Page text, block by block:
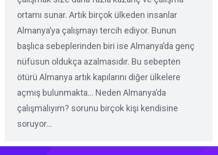
ortamı sunar. Artık birçok ülkeden insanlar
Almanya’ya çalışmayı tercih ediyor. Bunun
başlıca sebeplerinden biri ise Almanya’da genç
nüfusun oldukça azalmasıdır. Bu sebepten
ötürü Almanya artık kapılarını diğer ülkelere
açmış bulunmakta… Neden Almanya’da
çalışmalıyım? sorunu birçok kişi kendisine
soruyor…